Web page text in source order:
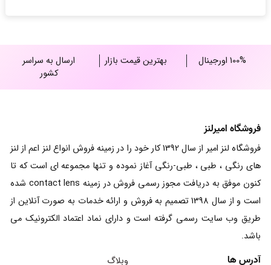
100% اورجینال بهترین قیمت بازار
ارسال به سراسر
کشور
فروشگاه امیرلنز
فروشگاه لنز امیر از سال 1392 کار خود را در زمینه فروش انواع لنز اعم از لنز
های رنگی ، طبی ، طبی-رنگی آغاز نموده و تنها مجموعه ای است که تا
کنون موفق به دریافت مجوز رسمی فروش در زمینه contact lens شده
است و از سال 1398 تصمیم به فروش و ارائه خدمات به صورت آنلاین از
طریق وب سایت رسمی گرفته است و دارای نماد اعتماد الکترونیک می
باشد.
آدرس ها وبلاگ